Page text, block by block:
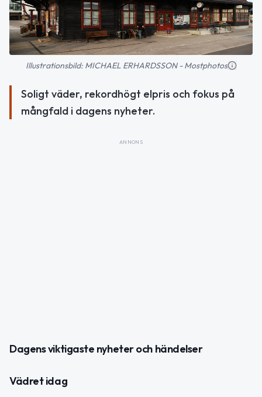
Illustrationsbild: MICHAEL ERHARDSSON - Mostphotos
Soligt väder, rekordhögt elpris och fokus på
mångfald i dagens nyheter.
ANNONS
Dagens viktigaste nyheter och händelser
Vädret idag